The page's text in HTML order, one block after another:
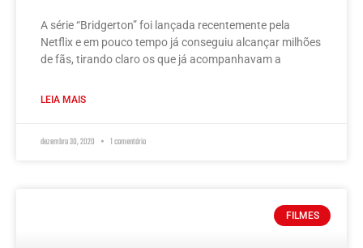
A série “Bridgerton” foi lançada recentemente pela
Netflix e em pouco tempo já conseguiu alcançar milhões
de fãs, tirando claro os que já acompanhavam a
LEIA MAIS
dezembro 30, 2020 1 comentário
FILMES